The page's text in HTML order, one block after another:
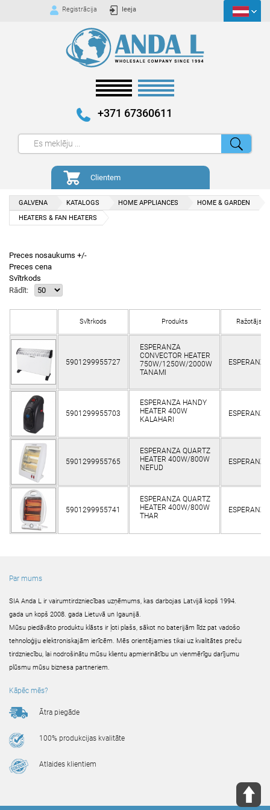
Registrācija Ieeja
+371 67360611
Clientem
GALVENA KATALOGS HOME APPLIANCES
HOME & GARDEN
HEATERS & FAN HEATERS
Preces nosaukums +/-
Preces cena
Svītrkods
Rādīt:
Svītrkods Produkts Ražotājs
5901299955727
ESPERANZA
CONVECTOR HEATER
750W/1250W/2000W
TANAMI
ESPERANZA
5901299955703
ESPERANZA HANDY
HEATER 400W
KALAHARI
ESPERANZA
5901299955765
ESPERANZA QUARTZ
HEATER 400W/800W
NEFUD
ESPERANZA
5901299955741
ESPERANZA QUARTZ
HEATER 400W/800W
THAR
ESPERANZA
Par mums
SIA Anda L ir vairumtirdzniecības uzņēmums, kas darbojas Latvijā kopš 1994.
gada un kopš 2008. gada Lietuvā un Igaunijā.
Mūsu piedāvāto produktu klāsts ir ļoti plašs, sākot no baterijām līdz pat vadošo
tehnoloģiju elektroniskajām ierīcēm. Mēs orientējamies tikai uz kvalitātes preču
tirdzniecību, lai nodrošinātu mūsu klientu apmierinātību un vienmērīgu darījumu
plūsmu mūsu biznesa partneriem.
Kāpēc mēs?
Ātra piegāde
100% produkcijas kvalitāte
Atlaides klientiem